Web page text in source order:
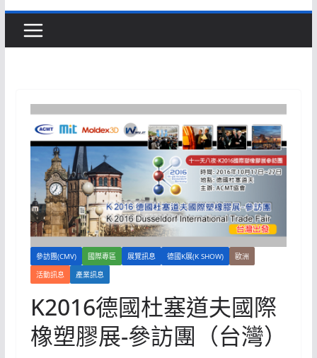
參訪團(CMV) 國際專區 展覽訊息 德國K展(K SHOW)
歐洲
活動訊息
產業訊息
K2016德國杜塞道夫國際
橡塑膠展-參訪團（台灣）